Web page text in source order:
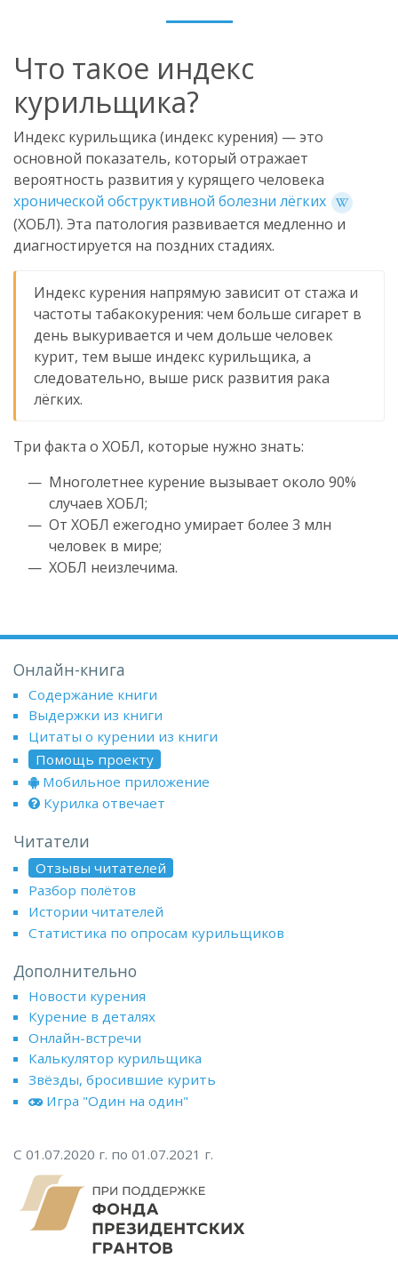
Что такое индекс
курильщика?
Индекс курильщика (индекс курения) — это
основной показатель, который отражает
вероятность развития у курящего человека
хронической обструктивной болезни лёгких
(ХОБЛ). Эта патология развивается медленно и
диагностируется на поздних стадиях.
Индекс курения напрямую зависит от стажа и
частоты табакокурения: чем больше сигарет в
день выкуривается и чем дольше человек
курит, тем выше индекс курильщика, а
следовательно, выше риск развития рака
лёгких.
Три факта о ХОБЛ, которые нужно знать:
Многолетнее курение вызывает около 90%
случаев ХОБЛ;
От ХОБЛ ежегодно умирает более 3 млн
человек в мире;
ХОБЛ неизлечима.
Онлайн-книга
Содержание книги
Выдержки из книги
Цитаты о курении из книги
Помощь проекту
Мобильное приложение
Курилка отвечает
Читатели
Отзывы читателей
Разбор полётов
Истории читателей
Статистика по опросам курильщиков
Дополнительно
Новости курения
Курение в деталях
Онлайн-встречи
Калькулятор курильщика
Звёзды, бросившие курить
Игра "Один на один"
С 01.07.2020 г. по 01.07.2021 г.